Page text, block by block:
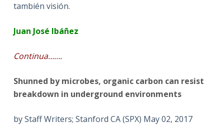
también visión.
Juan José Ibáñez
Continua…….
Shunned by microbes, organic carbon can resist
breakdown in underground environments
by Staff Writers; Stanford CA (SPX) May 02, 2017